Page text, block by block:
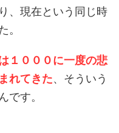
、現在という同じ時
。
１０００に一度の悲
れてきた、そういう
です。